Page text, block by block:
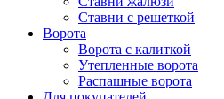
Ставни с решеткой
Ворота
Ворота с калиткой
Утепленные ворота
Распашные ворота